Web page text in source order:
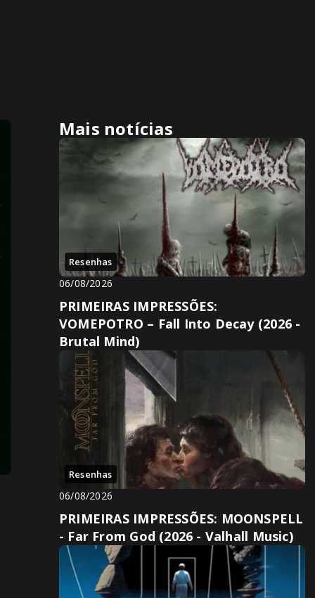
Mais notícias
Resenhas
06/08/2026
PRIMEIRAS IMPRESSÕES:
VOMEPOTRO – Fall Into Decay (2026 -
Brutal Mind)
Resenhas
06/08/2026
PRIMEIRAS IMPRESSÕES: MOONSPELL
- Far From God (2026 - Valhall Music)